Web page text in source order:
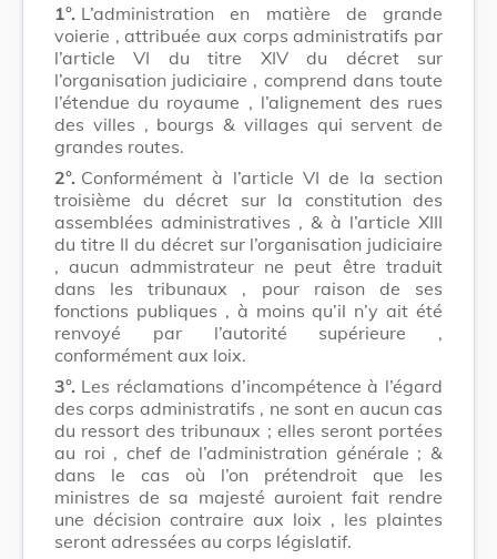
1°. L’administration en matière de grande
voierie , attribuée aux corps administratifs par
l’article VI du titre XIV du décret sur
l’organisation judiciaire , comprend dans toute
l’étendue du royaume , l’alignement des rues
des villes , bourgs & villages qui servent de
grandes routes.
2°. Conformément à l’article VI de la section
troisième du décret sur la constitution des
assemblées administratives , & à l’article XIII
du titre II du décret sur l’organisation judiciaire
, aucun admmistrateur ne peut être traduit
dans les tribunaux , pour raison de ses
fonctions publiques , à moins qu’il n’y ait été
renvoyé par l’autorité supérieure ,
conformément aux loix.
3°. Les réclamations d’incompétence à l’égard
des corps administratifs , ne sont en aucun cas
du ressort des tribunaux ; elles seront portées
au roi , chef de l’administration générale ; &
dans le cas où l’on prétendroit que les
ministres de sa majesté auroient fait rendre
une décision contraire aux loix , les plaintes
seront adressées au corps législatif.